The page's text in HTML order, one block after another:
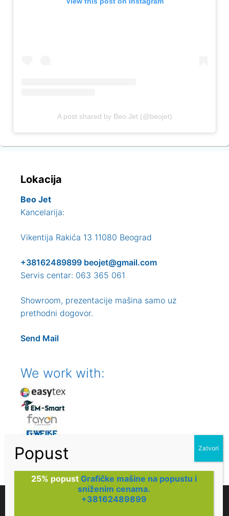
A post shared by Beo Jet (@beojet)
Lokacija
Beo Jet
Kancelarija:
Vikentija Rakića 13 11080 Beograd
+38162489899 beojet@gmail.com
Servis centar: 063 365 061
Showroom, prezentacije mašina samo uz
prethodni dogovor.
Send Mail
We work with:
25% popust Grafičke mašine na popustu i
sniženim cenama.
+38162489899
We are using cookies to give you the best experience on our